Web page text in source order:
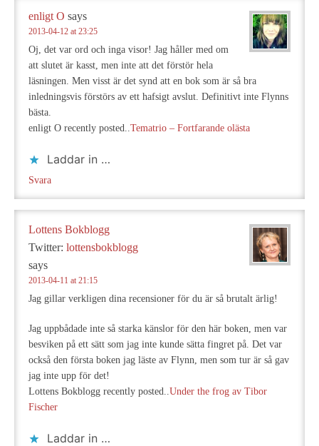
enligt O says
2013-04-12 at 23:25
Oj, det var ord och inga visor! Jag håller med om
att slutet är kasst, men inte att det förstör hela
läsningen. Men visst är det synd att en bok som är så bra
inledningsvis förstörs av ett hafsigt avslut. Definitivt inte Flynns
bästa.
enligt O recently posted..Tematrio – Fortfarande olästa
Laddar in …
Svara
Lottens Bokblogg
Twitter: lottensbokblogg
says
2013-04-11 at 21:15
Jag gillar verkligen dina recensioner för du är så brutalt ärlig!
Jag uppbådade inte så starka känslor för den här boken, men var
besviken på ett sätt som jag inte kunde sätta fingret på. Det var
också den första boken jag läste av Flynn, men som tur är så gav
jag inte upp för det!
Lottens Bokblogg recently posted..Under the frog av Tibor
Fischer
Laddar in …